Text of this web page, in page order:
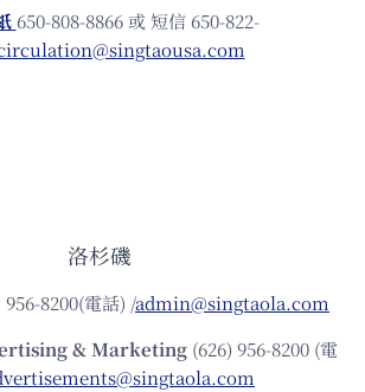
650-808-8866 或 短信 650-822-
洛杉磯
956-8200(電話) /admin@singtaola.com
& Marketing (626) 956-8200 (電